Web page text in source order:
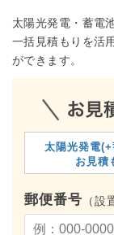
太陽光発電・蓄電
一括見積もりを活
ができます。
太陽光発電
お見積
郵便番号 （設